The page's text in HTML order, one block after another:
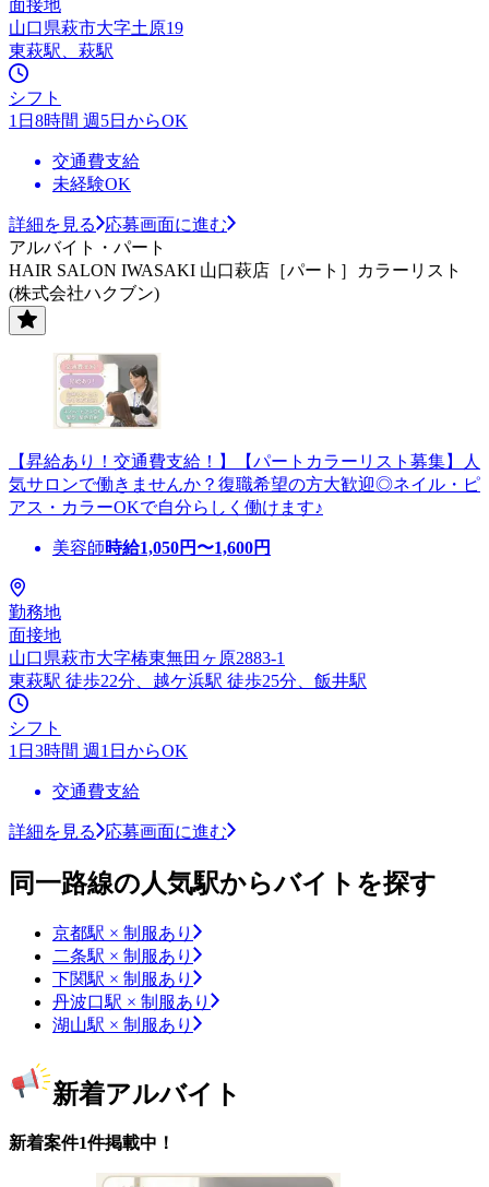
面接地
山口県萩市大字土原19
東萩駅、萩駅
シフト
1日8時間 週5日からOK
交通費支給
未経験OK
詳細を見る
応募画面に進む
アルバイト・パート
HAIR SALON IWASAKI 山口萩店［パート］カラーリスト
(株式会社ハクブン)
【昇給あり！交通費支給！】【パートカラーリスト募集】人
気サロンで働きませんか？復職希望の方大歓迎◎ネイル・ピ
アス・カラーOKで自分らしく働けます♪
美容師時給1,050円〜1,600円
勤務地
面接地
山口県萩市大字椿東無田ヶ原2883-1
東萩駅 徒歩22分、越ケ浜駅 徒歩25分、飯井駅
シフト
1日3時間 週1日からOK
交通費支給
詳細を見る 応募画面に進む
同一路線の人気駅からバイトを探す
京都駅 × 制服あり
二条駅 × 制服あり
下関駅 × 制服あり
丹波口駅 × 制服あり
湖山駅 × 制服あり
新着アルバイト
新着案件1件掲載中！